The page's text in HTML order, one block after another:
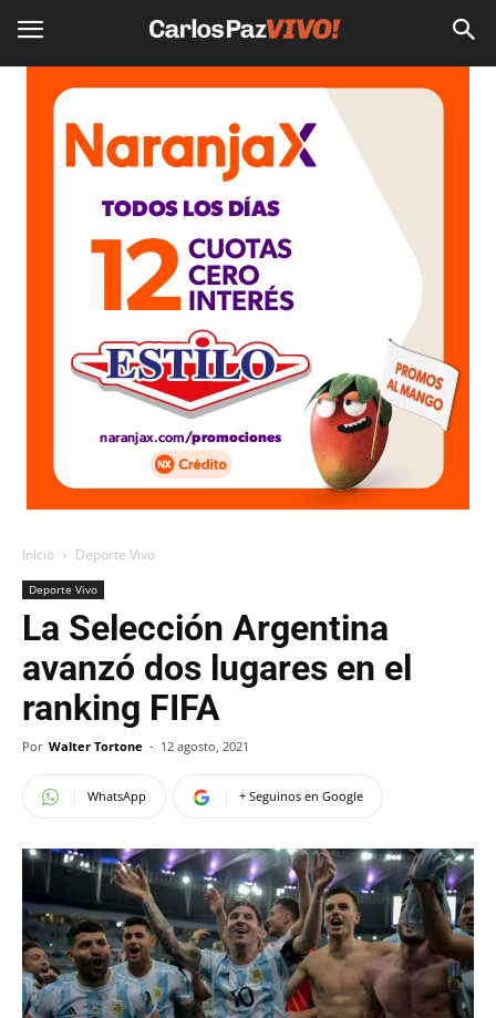
Inicio Deporte Vivo
Deporte Vivo
La Selección Argentina
avanzó dos lugares en el
ranking FIFA
Por Walter Tortone - 12 agosto, 2021
WhatsApp + Seguinos en Google